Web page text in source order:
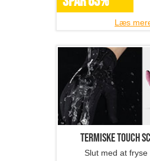
Læs
Termiske touch
Slut med at fryse